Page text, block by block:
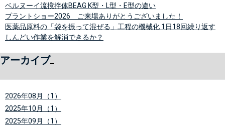
ベルヌーイ流撹拌体BEAG K型・L型・E型の違い
プラントショー2026 ご来場ありがとうございました！
医薬品原料の「袋を振って混ぜる」工程の機械化 1日18回繰り返す
しんどい作業を解消できるか？
アーカイブ
2026年08月（1）
2025年10月（1）
2025年09月（1）